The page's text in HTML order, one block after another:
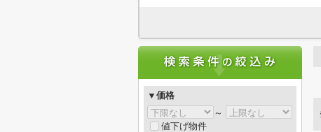
▼価格
～
値下げ物件